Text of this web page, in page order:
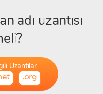
adı uzantısı
Uzantılar
.org